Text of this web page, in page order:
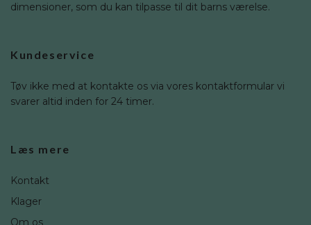
dimensioner, som du kan tilpasse til dit barns værelse.
Kundeservice
Tøv ikke med at kontakte os via vores kontaktformular vi
svarer altid inden for 24 timer.
Læs mere
Kontakt
Klager
Om os